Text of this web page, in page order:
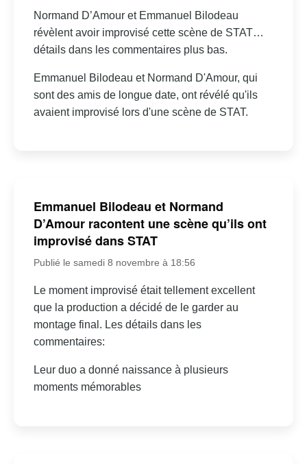
Normand D’Amour et Emmanuel Bilodeau
révèlent avoir improvisé cette scène de STAT…
détails dans les commentaires plus bas.
Emmanuel Bilodeau et Normand D'Amour, qui
sont des amis de longue date, ont révélé qu'ils
avaient improvisé lors d'une scène de STAT.
Emmanuel Bilodeau et Normand
D’Amour racontent une scène qu’ils ont
improvisé dans STAT
Publié le samedi 8 novembre à 18:56
Le moment improvisé était tellement excellent
que la production a décidé de le garder au
montage final. Les détails dans les
commentaires:
Leur duo a donné naissance à plusieurs
moments mémorables